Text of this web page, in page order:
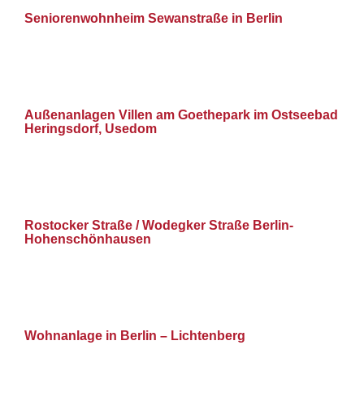
Seniorenwohnheim Sewanstraße in Berlin
Außenanlagen Villen am Goethepark im Ostseebad
Heringsdorf, Usedom
Rostocker Straße / Wodegker Straße Berlin-
Hohenschönhausen
Wohnanlage in Berlin – Lichtenberg